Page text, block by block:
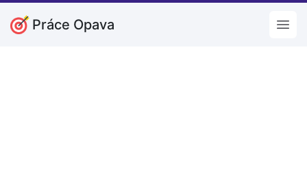
Práce Opava